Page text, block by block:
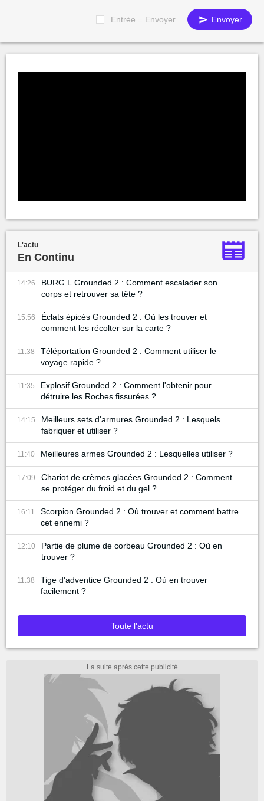
Entrée = Envoyer Envoyer
L'actu
En Continu
14:26
BURG.L Grounded 2 : Comment escalader son
corps et retrouver sa tête ?
15:56
Éclats épicés Grounded 2 : Où les trouver et
comment les récolter sur la carte ?
11:38
Téléportation Grounded 2 : Comment utiliser le
voyage rapide ?
11:35
Explosif Grounded 2 : Comment l'obtenir pour
détruire les Roches fissurées ?
14:15
Meilleurs sets d'armures Grounded 2 : Lesquels
fabriquer et utiliser ?
11:40 Meilleures armes Grounded 2 : Lesquelles utiliser ?
17:09
Chariot de crèmes glacées Grounded 2 : Comment
se protéger du froid et du gel ?
16:11
Scorpion Grounded 2 : Où trouver et comment battre
cet ennemi ?
12:10
Partie de plume de corbeau Grounded 2 : Où en
trouver ?
11:38
Tige d'adventice Grounded 2 : Où en trouver
facilement ?
Toute l'actu